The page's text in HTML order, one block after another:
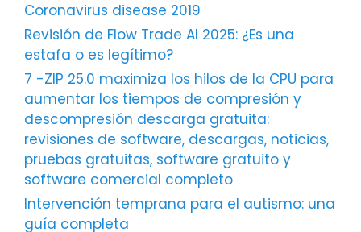
Coronavirus disease 2019
Revisión de Flow Trade AI 2025: ¿Es una
estafa o es legítimo?
7 -ZIP 25.0 maximiza los hilos de la CPU para
aumentar los tiempos de compresión y
descompresión descarga gratuita:
revisiones de software, descargas, noticias,
pruebas gratuitas, software gratuito y
software comercial completo
Intervención temprana para el autismo: una
guía completa